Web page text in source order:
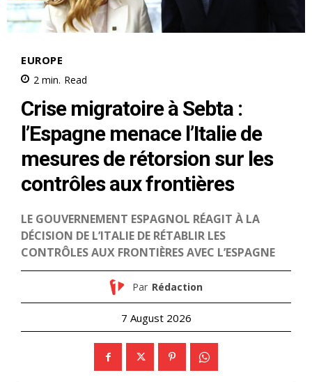
le1.ma
l'intelligence de
l'information